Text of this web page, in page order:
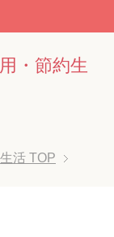
・節約生
活 TOP